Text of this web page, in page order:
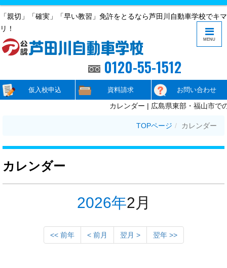
「親切」「確実」「早い教習」免許をとるなら芦田川自動車学校でキマ
リ！
0120-55-1512
仮入校申込 資料請求 お問い合わせ
カレンダー | 広島県東部・福山市で
TOPページ カレンダー
カレンダー
2026年2月
<< 前年 < 前月 翌月 > 翌年 >>
MENU